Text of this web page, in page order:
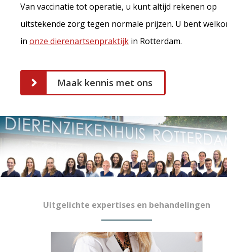
Van vaccinatie tot operatie, u kunt altijd rekenen op
uitstekende zorg tegen normale prijzen. U bent
in onze dierenartsenpraktijk in Rotterdam.
Maak kennis met ons
Uitgelichte expertises en behandelingen